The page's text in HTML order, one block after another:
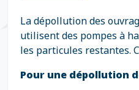
La dépollution des
utilisent des pompes à
les particules restantes.
Pour une dépollution